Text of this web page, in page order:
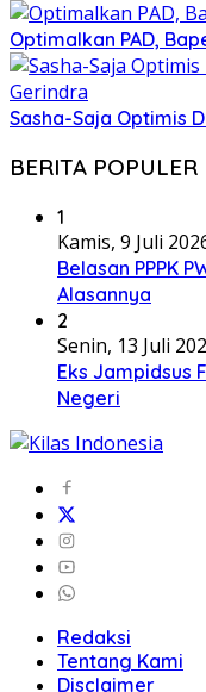
Optimalkan PAD,
Sasha-Saja Optimis
BERITA POPULER
1
Kamis, 9 Juli
Belasan PPPK
Alasannya
2
Senin, 13 Juli
Eks Jampidsus
Negeri
Redaksi
Tentang Kami
Disclaimer